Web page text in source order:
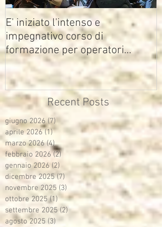
E' iniziato l'intenso e
impegnativo corso di
formazione per operatori
multimediali Avisco
Recent Posts
giugno 2026 (7)7 post
aprile 2026 (1)1 post
marzo 2026 (4)4 post
febbraio 2026 (2)2 post
gennaio 2026 (2) 2 post
dicembre 2025 (7)7 post
novembre 2025 (3) 3 post
ottobre 2025 (1)1 post
settembre 2025 (2)2 post
agosto 2025 (3)3 post